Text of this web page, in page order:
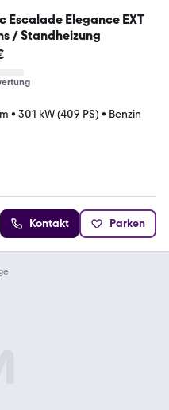
Elegance EXT
/ Standheizung
• 301 kW (409 PS) • Benzin
Kontakt Parken